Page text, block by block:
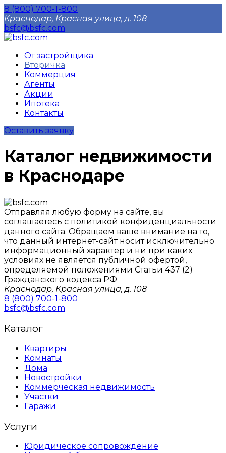
8 (800) 700-1-800
Краснодар, Красная улица, д. 108
bsfc@bsfc.com
От застройщика
Вторичка
Коммерция
Агенты
Акции
Ипотека
Контакты
Оставить заявку
Каталог недвижимости
в Краснодаре
Отправляя любую форму на сайте, вы
соглашаетесь с политикой конфиденциальности
данного сайтa. Обращаем ваше внимание на то,
что данный интернет-сайт носит исключительно
информационный характер и ни при каких
условиях не является публичной офертой,
определяемой положениями Статьи 437 (2)
Гражданского кодекса РФ
Краснодар, Красная улица, д. 108
8 (800) 700-1-800
bsfc@bsfc.com
Каталог
Квартиры
Комнаты
Дома
Новостройки
Коммерческая недвижимость
Участки
Гаражи
Услуги
Юридическое сопровождение